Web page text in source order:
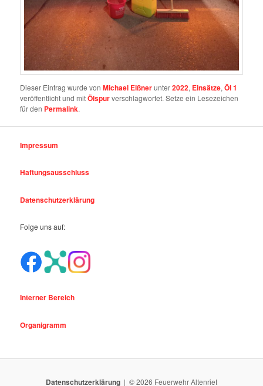
Dieser Eintrag wurde vonMichael Eißnerunter2022, Einsätze,Öl 1
veröffentlicht und mitÖlspurverschlagwortet. Setze ein Lesezeichen
für den Permalink.
Impressum
Haftungsausschluss
Datenschutzerklärung
Folge uns auf:
Interner Bereich
Organigramm
Datenschutzerklärung © 2026 Feuerwehr Altenriet